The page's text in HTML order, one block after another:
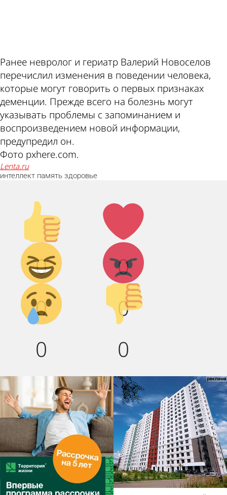
Ранее невролог и гериатр Валерий Новоселов
перечислил изменения в поведении человека,
которые могут говорить о первых признаках
деменции. Прежде всего на болезнь могут
указывать проблемы с запоминанием и
воспроизведением новой информации,
предупредил он.
Фото pxhere.com.
lenta.ru
интеллект память здоровье
Палец
вверх!
0
Лайк!
0
Дикий
смех!
0
Агрессия!
0
Грусть :(
0
Палец
вниз!
0